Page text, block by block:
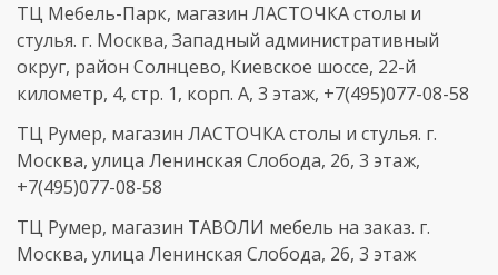
ТЦ Мебель-Парк, магазин ЛАСТОЧКА столы и
стулья. г. Москва, Западный административный
округ, район Солнцево, Киевское шоссе, 22-й
километр, 4, стр. 1, корп. А, 3 этаж, +7(495)077-08-58
ТЦ Румер, магазин ЛАСТОЧКА столы и стулья. г.
Москва, улица Ленинская Слобода, 26, 3 этаж,
+7(495)077-08-58
ТЦ Румер, магазин ТАВОЛИ мебель на заказ. г.
Москва, улица Ленинская Слобода, 26, 3 этаж